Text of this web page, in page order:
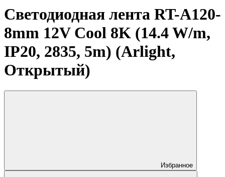
Светодиодная лента RT-A120-
8mm 12V Cool 8K (14.4 W/m,
IP20, 2835, 5m) (Arlight,
Открытый)
Избранное